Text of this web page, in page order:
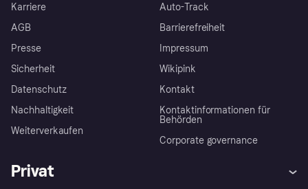
Karriere
AGB
Presse
Sicherheit
Datenschutz
Nachhaltigkeit
Weiterverkaufen
Auto-Track
Barrierefreiheit
Impressum
Wikipink
Kontakt
Kontaktinformationen für
Behörden
Corporate governance
Privat